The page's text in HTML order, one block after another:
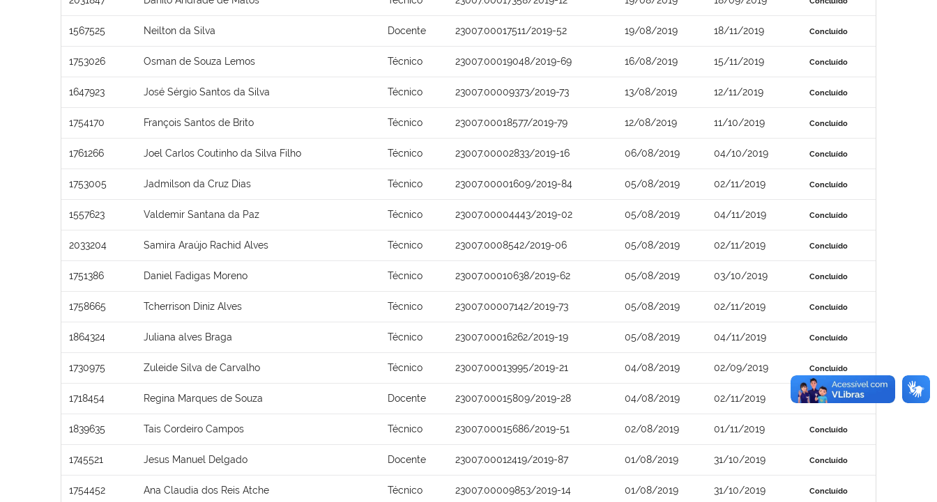
1567525 Neilton da Silva Docente 23007.00017511/2019-52 19/08/2019 18/11/2019 Concluído
1753026 Osman de Souza Lemos Técnico 23007.00019048/2019-69 16/08/2019 15/11/2019 Concluído
1647923 José Sérgio Santos da Silva Técnico 23007.00009373/2019-73 13/08/2019 12/11/2019 Concluído
1754170 François Santos de Brito Técnico 23007.00018577/2019-79 12/08/2019 11/10/2019 Concluído
1761266 Joel Carlos Coutinho da Silva Filho Técnico 23007.00002833/2019-16 06/08/2019 04/10/2019 Concluído
1753005 Jadmilson da Cruz Dias Técnico 23007.00001609/2019-84 05/08/2019 02/11/2019 Concluído
1557623 Valdemir Santana da Paz Técnico 23007.00004443/2019-02 05/08/2019 04/11/2019 Concluído
2033204 Samira Araújo Rachid Alves Técnico 23007.0008542/2019-06 05/08/2019 02/11/2019 Concluído
1751386 Daniel Fadigas Moreno Técnico 23007.00010638/2019-62 05/08/2019 03/10/2019 Concluído
1758665 Tcherrison Diniz Alves Técnico 23007.00007142/2019-73 05/08/2019 02/11/2019 Concluído
1864324 Juliana alves Braga Técnico 23007.00016262/2019-19 05/08/2019 04/11/2019 Concluído
1730975 Zuleide Silva de Carvalho Técnico 23007.00013995/2019-21 04/08/2019 02/09/2019 Concluído
1718454 Regina Marques de Souza Docente 23007.00015809/2019-28 04/08/2019 02/11/2019 Concluído
1839635 Tais Cordeiro Campos Técnico 23007.00015686/2019-51 02/08/2019 01/11/2019 Concluído
1745521 Jesus Manuel Delgado Docente 23007.00012419/2019-87 01/08/2019 31/10/2019 Concluído
1754452 Ana Claudia dos Reis Atche Técnico 23007.00009853/2019-14 01/08/2019 31/10/2019 Concluído